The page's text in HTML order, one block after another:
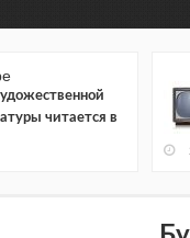
читается в